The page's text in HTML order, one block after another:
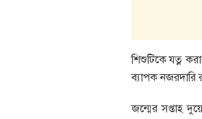
শিশুটিকে যত্ন
ব্যাপক নজরদারি
জন্মের সপ্তাহ